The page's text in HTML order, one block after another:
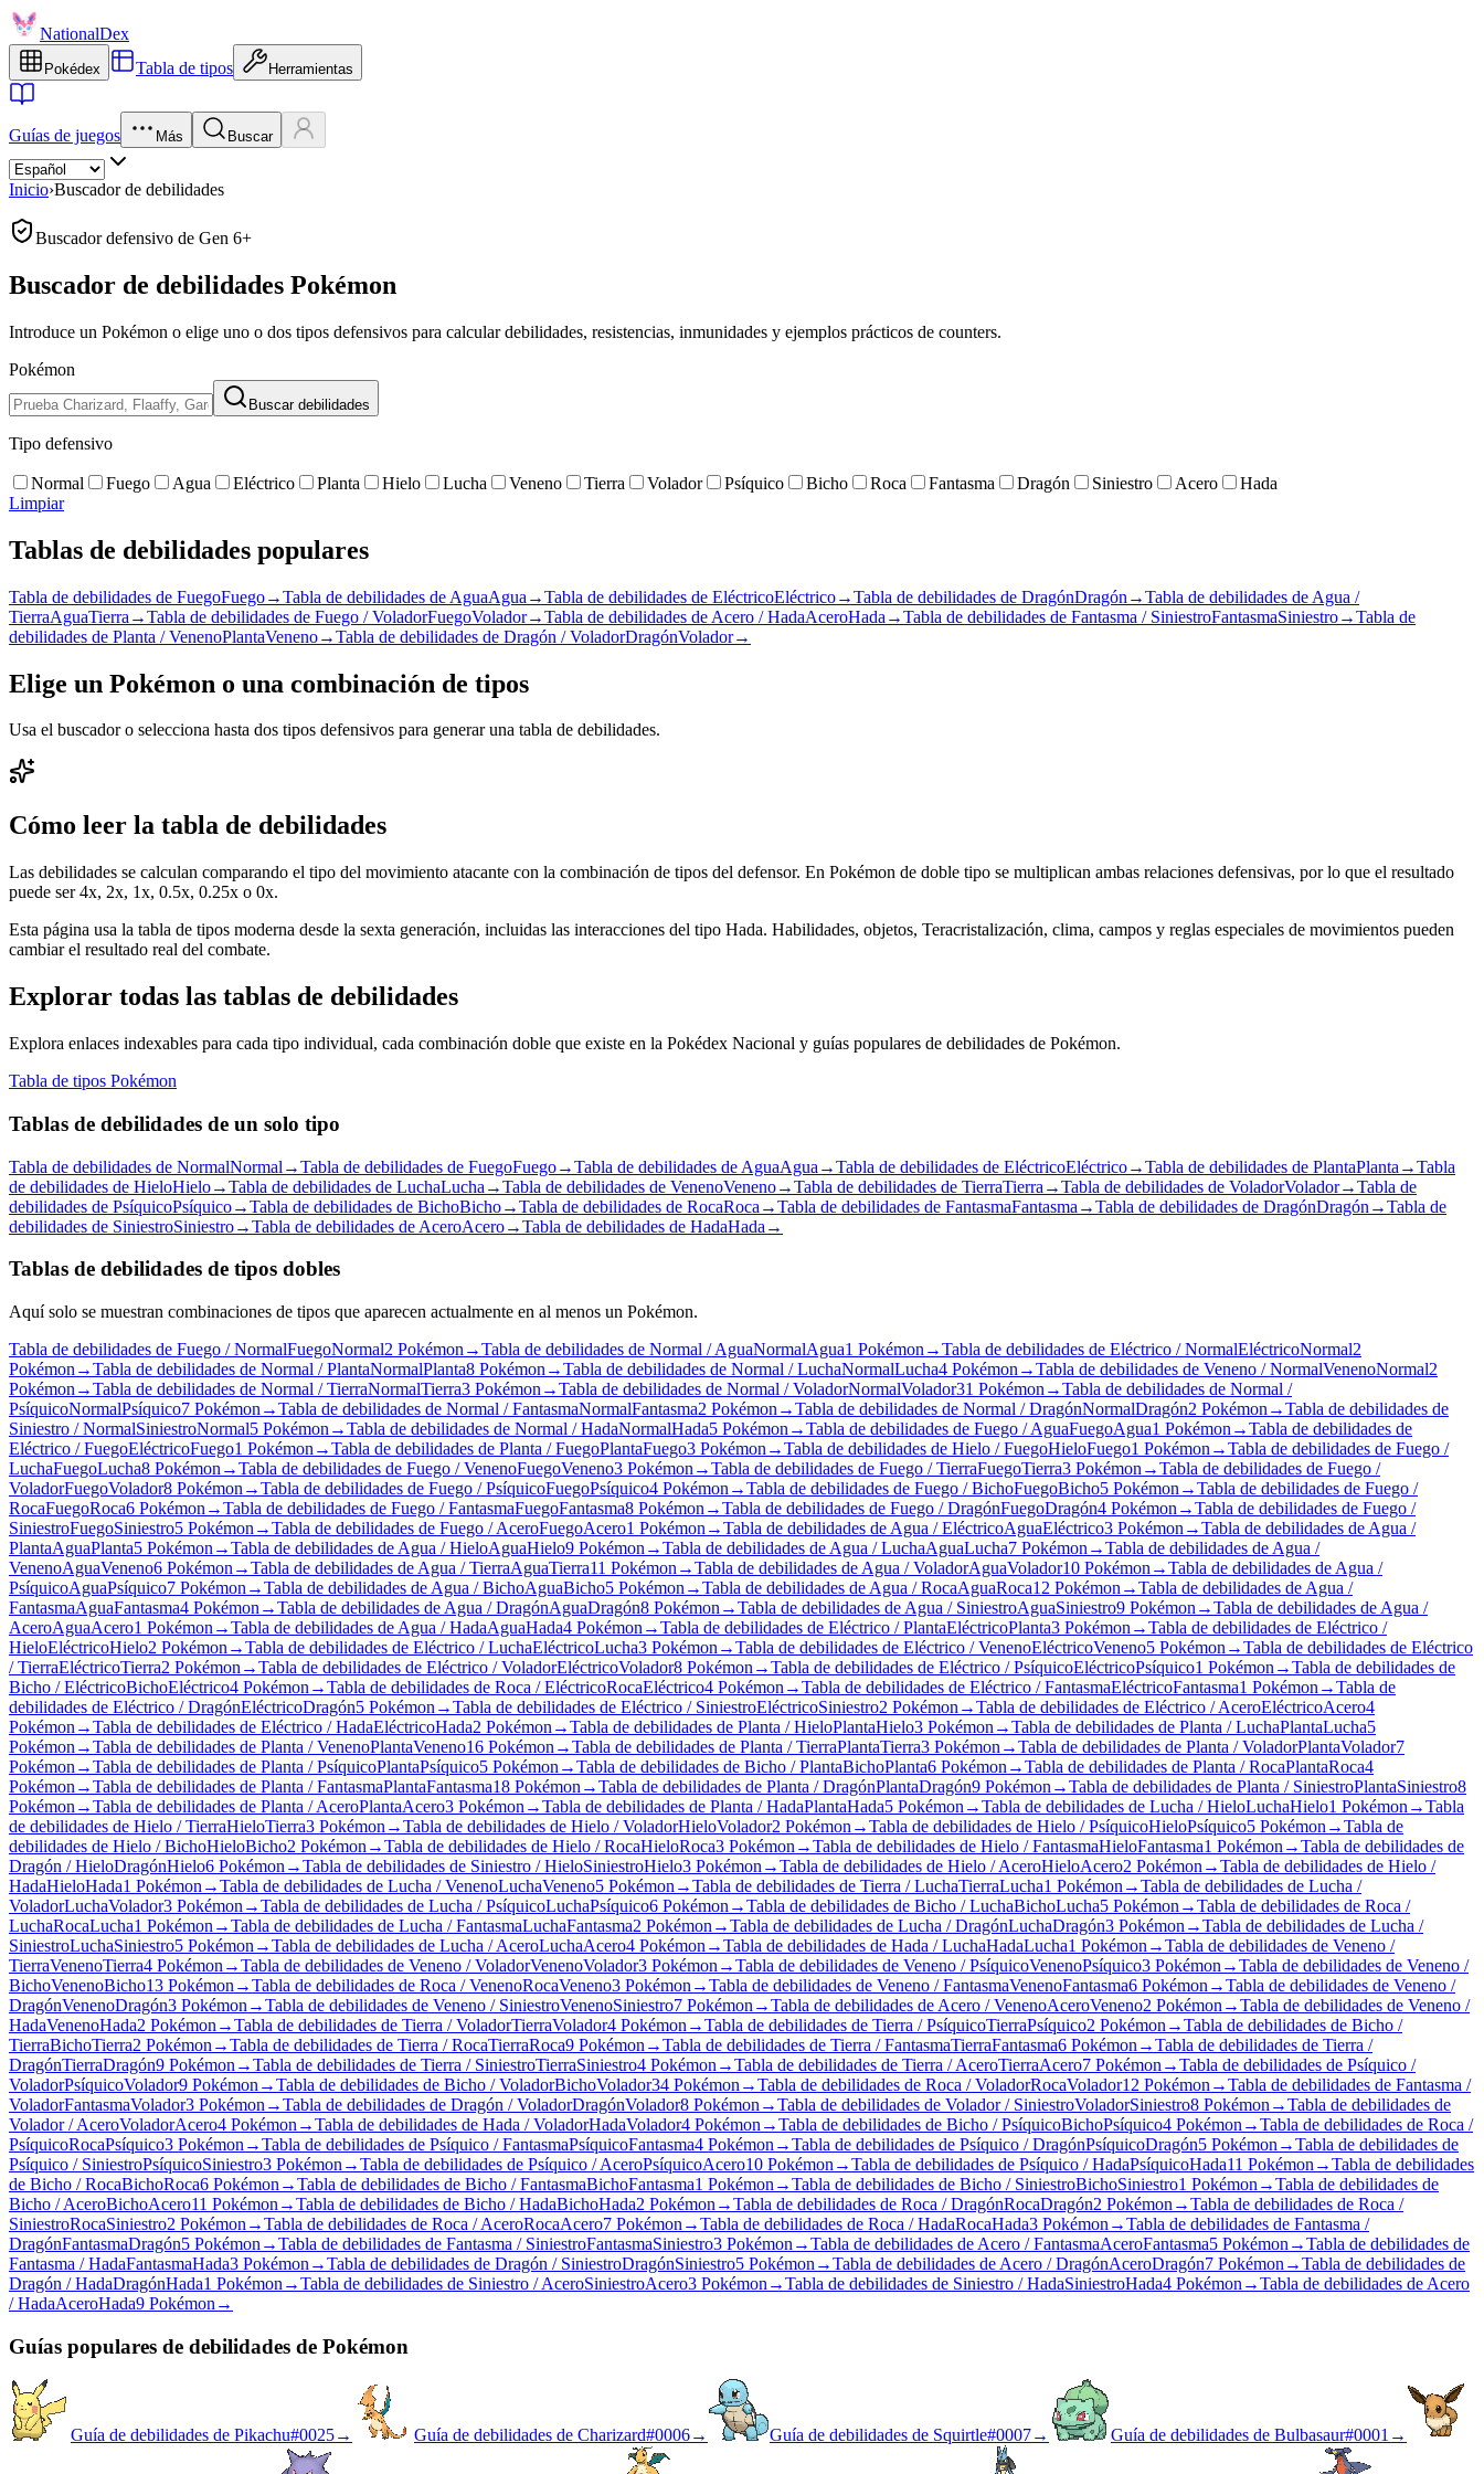
NationalDex
Pokédex Tabla de tipos Herramientas
Guías de juegos Más Buscar
Inicio›Buscador de debilidades
Buscador defensivo de Gen 6+
Buscador de debilidades Pokémon
Introduce un Pokémon o elige uno o dos tipos defensivos para calcular debilidades, resistencias, inmunidades y ejemplos prácticos de counters.
Pokémon
Buscar debilidades
Tipo defensivo
Normal Fuego Agua Eléctrico Planta Hielo Lucha Veneno Tierra Volador Psíquico Bicho Roca Fantasma Dragón Siniestro Acero
Hada
Limpiar
Tablas de debilidades populares
Tabla de debilidades de FuegoFuego→Tabla de debilidades de AguaAgua →Tabla de debilidades de EléctricoEléctrico→Tabla de debilidades de DragónDragón →Tabla de debilidades de Agua /
TierraAguaTierra →Tabla de debilidades de Fuego / VoladorFuegoVolador→Tabla de debilidades de Acero / HadaAceroHada →Tabla de debilidades de Fantasma / SiniestroFantasmaSiniestro→Tabla de
debilidades de Planta / VenenoPlantaVeneno→Tabla de debilidades de Dragón / VoladorDragónVolador→
Elige un Pokémon o una combinación de tipos
Usa el buscador o selecciona hasta dos tipos defensivos para generar una tabla de debilidades.
Cómo leer la tabla de debilidades
Las debilidades se calculan comparando el tipo del movimiento atacante con la combinación de tipos del defensor. En Pokémon de doble tipo se multiplican ambas relaciones defensivas, por lo que el resultado
puede ser 4x, 2x, 1x, 0.5x, 0.25x o 0x.
Esta página usa la tabla de tipos moderna desde la sexta generación, incluidas las interacciones del tipo Hada. Habilidades, objetos, Teracristalización, clima, campos y reglas especiales de movimientos pueden
cambiar el resultado real del combate.
Explorar todas las tablas de debilidades
Explora enlaces indexables para cada tipo individual, cada combinación doble que existe en la Pokédex Nacional y guías populares de debilidades de Pokémon.
Tabla de tipos Pokémon
Tablas de debilidades de un solo tipo
Tabla de debilidades de NormalNormal →Tabla de debilidades de FuegoFuego→Tabla de debilidades de AguaAgua →Tabla de debilidades de EléctricoEléctrico→Tabla de debilidades de PlantaPlanta →Tabla
de debilidades de HieloHielo→Tabla de debilidades de LuchaLucha →Tabla de debilidades de VenenoVeneno→Tabla de debilidades de TierraTierra →Tabla de debilidades de VoladorVolador→Tabla de
debilidades de PsíquicoPsíquico→Tabla de debilidades de BichoBicho→Tabla de debilidades de RocaRoca →Tabla de debilidades de FantasmaFantasma →Tabla de debilidades de DragónDragón →Tabla de
debilidades de SiniestroSiniestro→Tabla de debilidades de AceroAcero→Tabla de debilidades de HadaHada →
Tablas de debilidades de tipos dobles
Aquí solo se muestran combinaciones de tipos que aparecen actualmente en al menos un Pokémon.
Tabla de debilidades de Fuego / NormalFuegoNormal2 Pokémon →Tabla de debilidades de Normal / AguaNormalAgua1 Pokémon →Tabla de debilidades de Eléctrico / NormalEléctricoNormal2
Pokémon →Tabla de debilidades de Normal / PlantaNormalPlanta8 Pokémon →Tabla de debilidades de Normal / LuchaNormalLucha4 Pokémon →Tabla de debilidades de Veneno / NormalVenenoNormal2
Pokémon →Tabla de debilidades de Normal / TierraNormalTierra3 Pokémon →Tabla de debilidades de Normal / VoladorNormalVolador31 Pokémon →Tabla de debilidades de Normal /
PsíquicoNormalPsíquico7 Pokémon →Tabla de debilidades de Normal / FantasmaNormalFantasma2 Pokémon →Tabla de debilidades de Normal / DragónNormalDragón2 Pokémon →Tabla de debilidades de
Siniestro / NormalSiniestroNormal5 Pokémon →Tabla de debilidades de Normal / HadaNormalHada5 Pokémon →Tabla de debilidades de Fuego / AguaFuegoAgua1 Pokémon →Tabla de debilidades de
Eléctrico / FuegoEléctricoFuego1 Pokémon →Tabla de debilidades de Planta / FuegoPlantaFuego3 Pokémon →Tabla de debilidades de Hielo / FuegoHieloFuego1 Pokémon →Tabla de debilidades de Fuego /
LuchaFuegoLucha8 Pokémon →Tabla de debilidades de Fuego / VenenoFuegoVeneno3 Pokémon →Tabla de debilidades de Fuego / TierraFuegoTierra3 Pokémon →Tabla de debilidades de Fuego /
VoladorFuegoVolador8 Pokémon →Tabla de debilidades de Fuego / PsíquicoFuegoPsíquico4 Pokémon →Tabla de debilidades de Fuego / BichoFuegoBicho5 Pokémon →Tabla de debilidades de Fuego /
RocaFuegoRoca6 Pokémon →Tabla de debilidades de Fuego / FantasmaFuegoFantasma8 Pokémon →Tabla de debilidades de Fuego / DragónFuegoDragón4 Pokémon →Tabla de debilidades de Fuego /
SiniestroFuegoSiniestro5 Pokémon →Tabla de debilidades de Fuego / AceroFuegoAcero1 Pokémon →Tabla de debilidades de Agua / EléctricoAguaEléctrico3 Pokémon →Tabla de debilidades de Agua /
PlantaAguaPlanta5 Pokémon →Tabla de debilidades de Agua / HieloAguaHielo9 Pokémon →Tabla de debilidades de Agua / LuchaAguaLucha7 Pokémon →Tabla de debilidades de Agua /
VenenoAguaVeneno6 Pokémon →Tabla de debilidades de Agua / TierraAguaTierra11 Pokémon →Tabla de debilidades de Agua / VoladorAguaVolador10 Pokémon →Tabla de debilidades de Agua /
PsíquicoAguaPsíquico7 Pokémon →Tabla de debilidades de Agua / BichoAguaBicho5 Pokémon →Tabla de debilidades de Agua / RocaAguaRoca12 Pokémon →Tabla de debilidades de Agua /
FantasmaAguaFantasma4 Pokémon →Tabla de debilidades de Agua / DragónAguaDragón8 Pokémon →Tabla de debilidades de Agua / SiniestroAguaSiniestro9 Pokémon →Tabla de debilidades de Agua /
AceroAguaAcero1 Pokémon →Tabla de debilidades de Agua / HadaAguaHada4 Pokémon →Tabla de debilidades de Eléctrico / PlantaEléctricoPlanta3 Pokémon →Tabla de debilidades de Eléctrico /
HieloEléctricoHielo2 Pokémon →Tabla de debilidades de Eléctrico / LuchaEléctricoLucha3 Pokémon →Tabla de debilidades de Eléctrico / VenenoEléctricoVeneno5 Pokémon →Tabla de debilidades de Eléctrico
/ TierraEléctricoTierra2 Pokémon →Tabla de debilidades de Eléctrico / VoladorEléctricoVolador8 Pokémon →Tabla de debilidades de Eléctrico / PsíquicoEléctricoPsíquico1 Pokémon →Tabla de debilidades de
Bicho / EléctricoBichoEléctrico4 Pokémon →Tabla de debilidades de Roca / EléctricoRocaEléctrico4 Pokémon →Tabla de debilidades de Eléctrico / FantasmaEléctricoFantasma1 Pokémon →Tabla de
debilidades de Eléctrico / DragónEléctricoDragón5 Pokémon →Tabla de debilidades de Eléctrico / SiniestroEléctricoSiniestro2 Pokémon →Tabla de debilidades de Eléctrico / AceroEléctricoAcero4
Pokémon →Tabla de debilidades de Eléctrico / HadaEléctricoHada2 Pokémon →Tabla de debilidades de Planta / HieloPlantaHielo3 Pokémon →Tabla de debilidades de Planta / LuchaPlantaLucha5
Pokémon →Tabla de debilidades de Planta / VenenoPlantaVeneno16 Pokémon →Tabla de debilidades de Planta / TierraPlantaTierra3 Pokémon →Tabla de debilidades de Planta / VoladorPlantaVolador7
Pokémon →Tabla de debilidades de Planta / PsíquicoPlantaPsíquico5 Pokémon →Tabla de debilidades de Bicho / PlantaBichoPlanta6 Pokémon →Tabla de debilidades de Planta / RocaPlantaRoca4
Pokémon →Tabla de debilidades de Planta / FantasmaPlantaFantasma18 Pokémon →Tabla de debilidades de Planta / DragónPlantaDragón9 Pokémon →Tabla de debilidades de Planta / SiniestroPlantaSiniestro8
Pokémon →Tabla de debilidades de Planta / AceroPlantaAcero3 Pokémon →Tabla de debilidades de Planta / HadaPlantaHada5 Pokémon →Tabla de debilidades de Lucha / HieloLuchaHielo1 Pokémon →Tabla
de debilidades de Hielo / TierraHieloTierra3 Pokémon →Tabla de debilidades de Hielo / VoladorHieloVolador2 Pokémon →Tabla de debilidades de Hielo / PsíquicoHieloPsíquico5 Pokémon →Tabla de
debilidades de Hielo / BichoHieloBicho2 Pokémon →Tabla de debilidades de Hielo / RocaHieloRoca3 Pokémon →Tabla de debilidades de Hielo / FantasmaHieloFantasma1 Pokémon →Tabla de debilidades de
Dragón / HieloDragónHielo6 Pokémon →Tabla de debilidades de Siniestro / HieloSiniestroHielo3 Pokémon →Tabla de debilidades de Hielo / AceroHieloAcero2 Pokémon →Tabla de debilidades de Hielo /
HadaHieloHada1 Pokémon →Tabla de debilidades de Lucha / VenenoLuchaVeneno5 Pokémon →Tabla de debilidades de Tierra / LuchaTierraLucha1 Pokémon →Tabla de debilidades de Lucha /
VoladorLuchaVolador3 Pokémon →Tabla de debilidades de Lucha / PsíquicoLuchaPsíquico6 Pokémon →Tabla de debilidades de Bicho / LuchaBichoLucha5 Pokémon →Tabla de debilidades de Roca /
LuchaRocaLucha1 Pokémon →Tabla de debilidades de Lucha / FantasmaLuchaFantasma2 Pokémon →Tabla de debilidades de Lucha / DragónLuchaDragón3 Pokémon →Tabla de debilidades de Lucha /
SiniestroLuchaSiniestro5 Pokémon →Tabla de debilidades de Lucha / AceroLuchaAcero4 Pokémon →Tabla de debilidades de Hada / LuchaHadaLucha1 Pokémon →Tabla de debilidades de Veneno /
TierraVenenoTierra4 Pokémon →Tabla de debilidades de Veneno / VoladorVenenoVolador3 Pokémon →Tabla de debilidades de Veneno / PsíquicoVenenoPsíquico3 Pokémon →Tabla de debilidades de Veneno /
BichoVenenoBicho13 Pokémon →Tabla de debilidades de Roca / VenenoRocaVeneno3 Pokémon →Tabla de debilidades de Veneno / FantasmaVenenoFantasma6 Pokémon →Tabla de debilidades de Veneno /
DragónVenenoDragón3 Pokémon →Tabla de debilidades de Veneno / SiniestroVenenoSiniestro7 Pokémon →Tabla de debilidades de Acero / VenenoAceroVeneno2 Pokémon →Tabla de debilidades de Veneno /
HadaVenenoHada2 Pokémon →Tabla de debilidades de Tierra / VoladorTierraVolador4 Pokémon →Tabla de debilidades de Tierra / PsíquicoTierraPsíquico2 Pokémon →Tabla de debilidades de Bicho /
TierraBichoTierra2 Pokémon →Tabla de debilidades de Tierra / RocaTierraRoca9 Pokémon →Tabla de debilidades de Tierra / FantasmaTierraFantasma6 Pokémon →Tabla de debilidades de Tierra /
DragónTierraDragón9 Pokémon →Tabla de debilidades de Tierra / SiniestroTierraSiniestro4 Pokémon →Tabla de debilidades de Tierra / AceroTierraAcero7 Pokémon →Tabla de debilidades de Psíquico /
VoladorPsíquicoVolador9 Pokémon →Tabla de debilidades de Bicho / VoladorBichoVolador34 Pokémon →Tabla de debilidades de Roca / VoladorRocaVolador12 Pokémon →Tabla de debilidades de Fantasma /
VoladorFantasmaVolador3 Pokémon →Tabla de debilidades de Dragón / VoladorDragónVolador8 Pokémon →Tabla de debilidades de Volador / SiniestroVoladorSiniestro8 Pokémon →Tabla de debilidades de
Volador / AceroVoladorAcero4 Pokémon →Tabla de debilidades de Hada / VoladorHadaVolador4 Pokémon →Tabla de debilidades de Bicho / PsíquicoBichoPsíquico4 Pokémon →Tabla de debilidades de Roca /
PsíquicoRocaPsíquico3 Pokémon →Tabla de debilidades de Psíquico / FantasmaPsíquicoFantasma4 Pokémon →Tabla de debilidades de Psíquico / DragónPsíquicoDragón5 Pokémon →Tabla de debilidades de
Psíquico / SiniestroPsíquicoSiniestro3 Pokémon →Tabla de debilidades de Psíquico / AceroPsíquicoAcero10 Pokémon →Tabla de debilidades de Psíquico / HadaPsíquicoHada11 Pokémon →Tabla de debilidades
de Bicho / RocaBichoRoca6 Pokémon →Tabla de debilidades de Bicho / FantasmaBichoFantasma1 Pokémon →Tabla de debilidades de Bicho / SiniestroBichoSiniestro1 Pokémon →Tabla de debilidades de
Bicho / AceroBichoAcero11 Pokémon →Tabla de debilidades de Bicho / HadaBichoHada2 Pokémon →Tabla de debilidades de Roca / DragónRocaDragón2 Pokémon →Tabla de debilidades de Roca /
SiniestroRocaSiniestro2 Pokémon →Tabla de debilidades de Roca / AceroRocaAcero7 Pokémon →Tabla de debilidades de Roca / HadaRocaHada3 Pokémon →Tabla de debilidades de Fantasma /
DragónFantasmaDragón5 Pokémon →Tabla de debilidades de Fantasma / SiniestroFantasmaSiniestro3 Pokémon →Tabla de debilidades de Acero / FantasmaAceroFantasma5 Pokémon →Tabla de debilidades de
Fantasma / HadaFantasmaHada3 Pokémon →Tabla de debilidades de Dragón / SiniestroDragónSiniestro5 Pokémon →Tabla de debilidades de Acero / DragónAceroDragón7 Pokémon →Tabla de debilidades de
Dragón / HadaDragónHada1 Pokémon →Tabla de debilidades de Siniestro / AceroSiniestroAcero3 Pokémon →Tabla de debilidades de Siniestro / HadaSiniestroHada4 Pokémon →Tabla de debilidades de Acero
/ HadaAceroHada9 Pokémon →
Guías populares de debilidades de Pokémon
Guía de debilidades de Pikachu#0025→ Guía de debilidades de Charizard#0006→ Guía de debilidades de Squirtle#0007→ Guía de debilidades de Bulbasaur#0001 →